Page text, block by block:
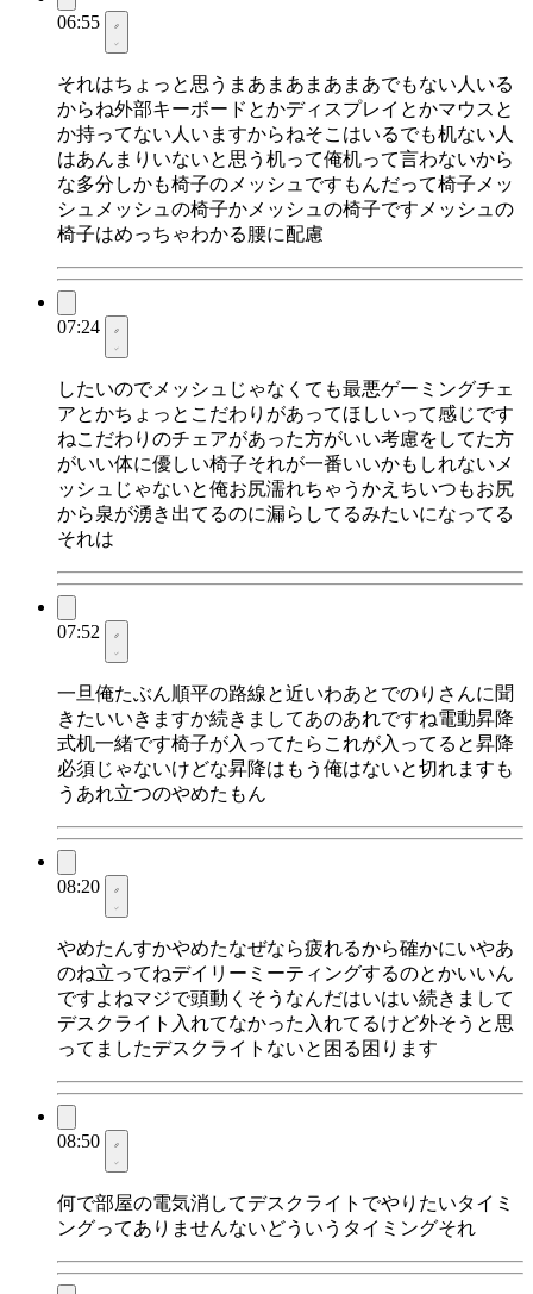
06:55
それはちょっと思うまあまあまあまあでもない人いる
からね外部キーボードとかディスプレイとかマウスと
か持ってない人いますからねそこはいるでも机ない人
はあんまりいないと思う机って俺机って言わないから
な多分しかも椅子のメッシュですもんだって椅子メッ
シュメッシュの椅子かメッシュの椅子ですメッシュの
椅子はめっちゃわかる腰に配慮
07:24
したいのでメッシュじゃなくても最悪ゲーミングチェ
アとかちょっとこだわりがあってほしいって感じです
ねこだわりのチェアがあった方がいい考慮をしてた方
がいい体に優しい椅子それが一番いいかもしれないメ
ッシュじゃないと俺お尻濡れちゃうかえちいつもお尻
から泉が湧き出てるのに漏らしてるみたいになってる
それは
07:52
一旦俺たぶん順平の路線と近いわあとでのりさんに聞
きたいいきますか続きましてあのあれですね電動昇降
式机一緒です椅子が入ってたらこれが入ってると昇降
必須じゃないけどな昇降はもう俺はないと切れますも
うあれ立つのやめたもん
08:20
やめたんすかやめたなぜなら疲れるから確かにいやあ
のね立ってねデイリーミーティングするのとかいいん
ですよねマジで頭動くそうなんだはいはい続きまして
デスクライト入れてなかった入れてるけど外そうと思
ってましたデスクライトないと困る困ります
08:50
何で部屋の電気消してデスクライトでやりたいタイミ
ングってありませんないどういうタイミングそれ